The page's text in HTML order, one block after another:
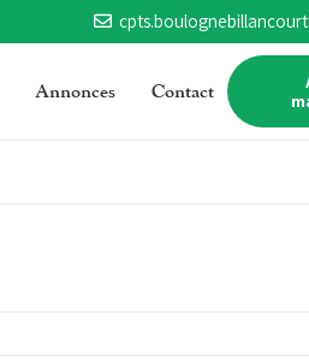
Annonces Contact